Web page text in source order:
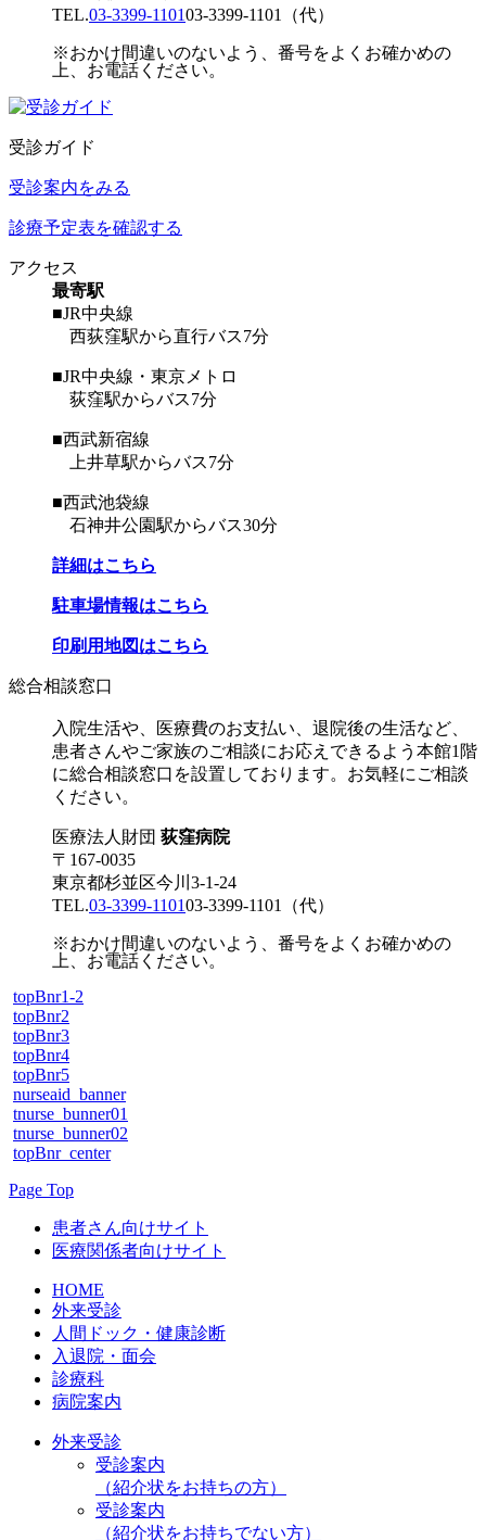
TEL.03-3399-110103-3399-1101 （代）
※おかけ間違いのないよう、番号をよくお確かめの
上、お電話ください。
受診ガイド
受診案内をみる
診療予定表を確認する
アクセス
最寄駅
■JR中央線
西荻窪駅から直行バス7分
■JR中央線・東京メトロ
荻窪駅からバス7分
■西武新宿線
上井草駅からバス7分
■西武池袋線
石神井公園駅からバス30分
詳細はこちら
駐車場情報はこちら
印刷用地図はこちら
総合相談窓口
入院生活や、医療費のお支払い、退院後の生活など、
患者さんやご家族のご相談にお応えできるよう本館1階
に総合相談窓口を設置しております。お気軽にご相談
ください。
医療法人財団 荻窪病院
〒167-0035
東京都杉並区今川3-1-24
TEL.03-3399-110103-3399-1101 （代）
※おかけ間違いのないよう、番号をよくお確かめの
上、お電話ください。
topBnr1-2
topBnr2
topBnr3
topBnr4
topBnr5
nurseaid_banner
tnurse_bunner01
tnurse_bunner02
topBnr_center
Page Top
患者さん向けサイト
医療関係者向けサイト
HOME
外来受診
人間ドック・健康診断
入退院・面会
診療科
病院案内
外来受診
受診案内
（紹介状をお持ちの方）
受診案内
（紹介状をお持ちでない方）